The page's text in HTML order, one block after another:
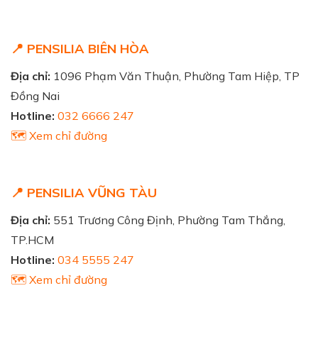
📍 PENSILIA BIÊN HÒA
Địa chỉ: 1096 Phạm Văn Thuận, Phường Tam Hiệp, TP
Đồng Nai
Hotline: 032 6666 247
🗺️ Xem chỉ đường
📍 PENSILIA VŨNG TÀU
Địa chỉ: 551 Trương Công Định, Phường Tam Thắng,
TP.HCM
Hotline: 034 5555 247
🗺️ Xem chỉ đường